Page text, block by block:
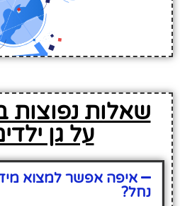
שאלות נפוצות
על גן
איפה אפשר למצוא מידע
נחל?